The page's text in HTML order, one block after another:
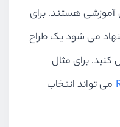
هستند. برای
می شود یک طراح
کنید. برای مثال
می تواند انتخاب